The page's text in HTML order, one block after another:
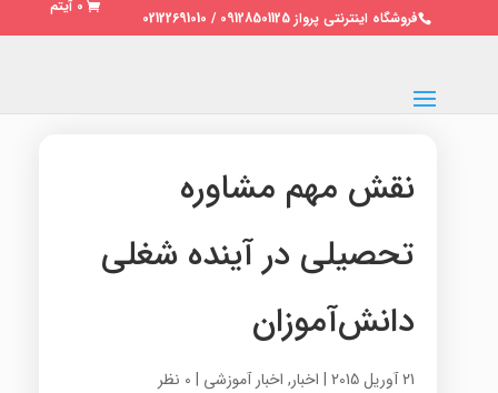
فروشگاه اینترنتی پرواز 09128501125 / 02122691010
0 آیتم
نقش مهم مشاوره
تحصیلی در آینده شغلی
دانش‌آموزان
21 آوریل 2015 | اخبار, اخبار آموزشی | 0 نظر